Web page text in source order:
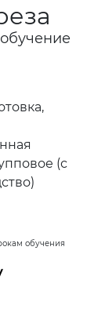
(с
обучения